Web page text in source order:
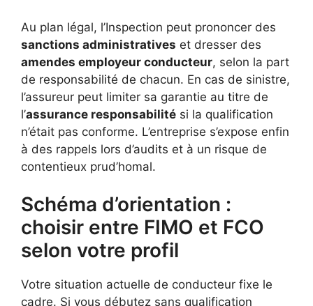
Au plan légal, l’Inspection peut prononcer des
sanctions administratives et dresser des
amendes employeur conducteur, selon la part
de responsabilité de chacun. En cas de sinistre,
l’assureur peut limiter sa garantie au titre de
l’assurance responsabilité si la qualification
n’était pas conforme. L’entreprise s’expose enfin
à des rappels lors d’audits et à un risque de
contentieux prud’homal.
Schéma d’orientation :
choisir entre FIMO et FCO
selon votre profil
Votre situation actuelle de conducteur fixe le
cadre. Si vous débutez sans qualification